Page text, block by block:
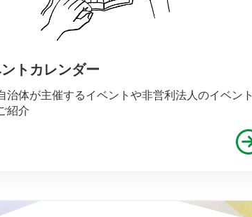
トカレンダー
治体が主催するイベントや非営利法人のイベント
紹介